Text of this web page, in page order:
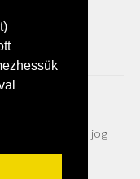
2018 - Minden jog